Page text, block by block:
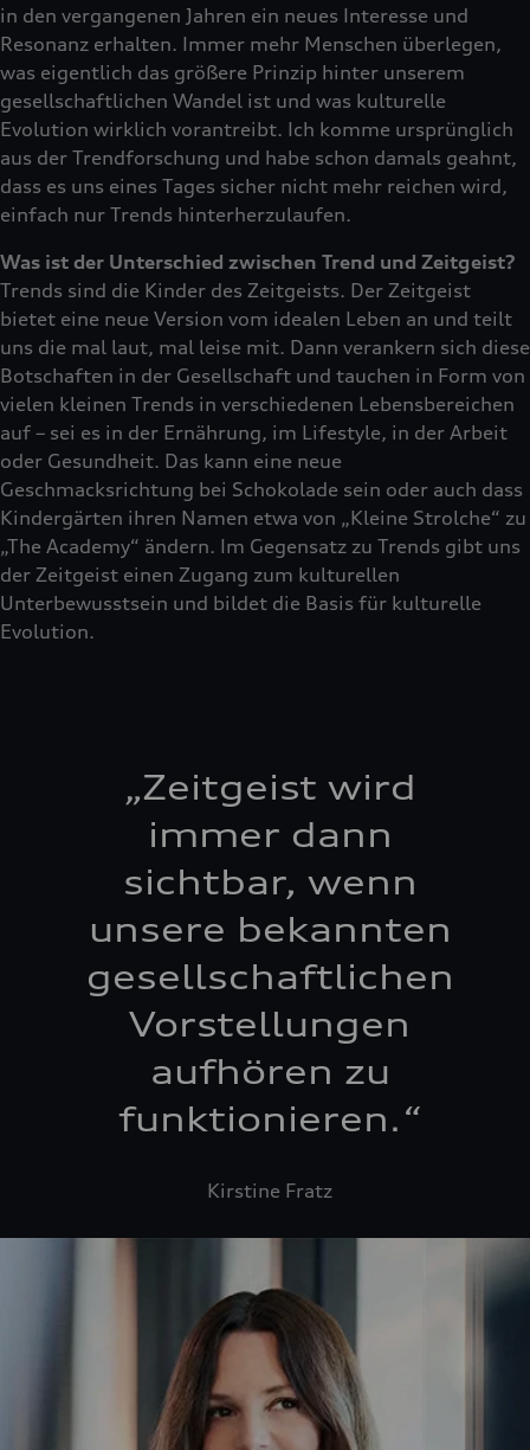
in den vergangenen Jahren ein neues Interesse und
Resonanz erhalten. Immer mehr Menschen überlegen,
was eigentlich das größere Prinzip hinter unserem
gesellschaftlichen Wandel ist und was kulturelle
Evolution wirklich vorantreibt. Ich komme ursprünglich
aus der Trendforschung und habe schon damals geahnt,
dass es uns eines Tages sicher nicht mehr reichen wird,
einfach nur Trends hinterherzulaufen.
Was ist der Unterschied zwischen Trend und Zeitgeist?
Trends sind die Kinder des Zeitgeists. Der Zeitgeist
bietet eine neue Version vom idealen Leben an und teilt
uns die mal laut, mal leise mit. Dann verankern sich diese
Botschaften in der Gesellschaft und tauchen in Form von
vielen kleinen Trends in verschiedenen Lebensbereichen
auf – sei es in der Ernährung, im Lifestyle, in der Arbeit
oder Gesundheit. Das kann eine neue
Geschmacksrichtung bei Schokolade sein oder auch dass
Kindergärten ihren Namen etwa von „Kleine Strolche“ zu
„The Academy“ ändern. Im Gegensatz zu Trends gibt uns
der Zeitgeist einen Zugang zum kulturellen
Unterbewusstsein und bildet die Basis für kulturelle
Evolution.
„Zeitgeist wird
immer dann
sichtbar, wenn
unsere bekannten
gesellschaftlichen
Vorstellungen
aufhören zu
funktionieren. “
Kirstine Fratz